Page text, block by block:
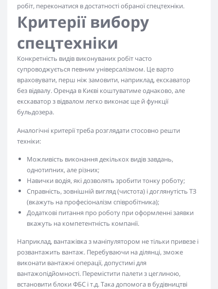
робіт, переконатися в достатності обраної спецтехніки.
Критерії вибору
спецтехніки
Конкретність видів виконуваних робіт часто
супроводжується певним універсалізмом. Це варто
враховувати, перш ніж замовити, наприклад, екскаватор
без відвалу. Оренда в Києві коштуватиме однаково, але
екскаватор з відвалом легко виконає ще й функції
бульдозера.
Аналогічні критерії треба розглядати стосовно решти
техніки:
Можливість виконання декількох видів завдань,
однотипних, але різних;
Навички водія, які дозволять зробити тонку роботу;
Справність, зовнішній вигляд (чистота) і доглянутість ТЗ
(вкажуть на професіоналізм співробітника);
Додаткові питання про роботу при оформленні заявки
вкажуть на компетентність компанії.
Наприклад, вантажівка з маніпулятором не тільки привезе і
розвантажить вантаж. Перебуваючи на ділянці, зможе
виконати вантажні операції, допустимі для
вантажопідйомності. Перемістити палети з цеглиною,
встановити блоки ФБС і т.д. Така допомога в будівництві